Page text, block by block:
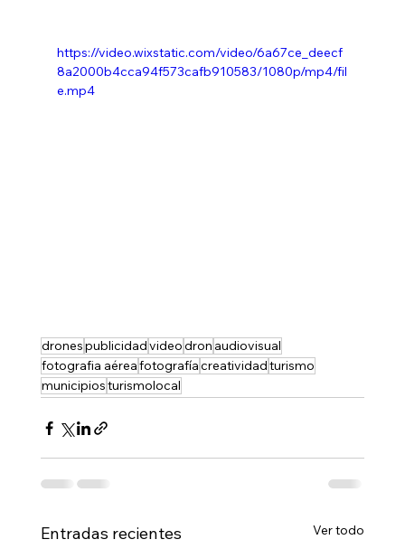
https://video.wixstatic.com/video/6a67ce_deecf
8a2000b4cca94f573cafb910583/1080p/mp4/fil
e.mp4
dronespublicidadvideodron audiovisual
fotografia aéreafotografíacreatividadturismo
municipiosturismolocal
Entradas recientes Ver todo